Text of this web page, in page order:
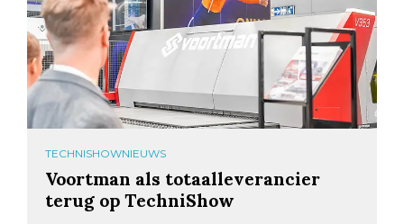
TECHNISHOWNIEUWS
Voortman als totaalleverancier
terug op TechniShow